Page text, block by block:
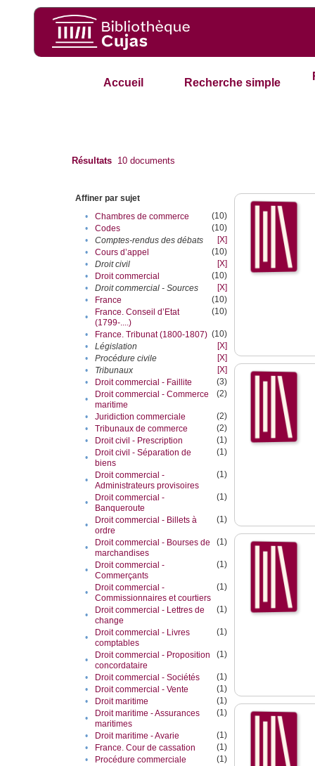
Accueil Recherche simple
Résultats 10 documents
Affiner par sujet
•
Chambres de commerce
(10)
•
Codes
(10)
•
Comptes-rendus des débats
[X]
•
Cours d’appel
(10)
•
Droit civil
[X]
•
Droit commercial
(10)
•
Droit commercial - Sources
[X]
•
France
(10)
•
France. Conseil d’Etat
(1799-....)
(10)
• France. Tribunat (1800-1807) (10)
•
Législation
[X]
•
Procédure civile
[X]
•
Tribunaux
[X]
•
Droit commercial - Faillite
(3)
•
Droit commercial - Commerce
maritime
(2)
• Juridiction commerciale
(2)
•
Tribunaux de commerce
(2)
•
Droit civil - Prescription
(1)
•
Droit civil - Séparation de
biens
(1)
•
Droit commercial -
Administrateurs provisoires
(1)
•
Droit commercial -
Banqueroute
(1)
•
Droit commercial - Billets à
ordre
(1)
•
Droit commercial - Bourses de
marchandises
(1)
•
Droit commercial -
Commerçants
(1)
•
Droit commercial -
Commissionnaires et courtiers
(1)
•
Droit commercial - Lettres de
change
(1)
•
Droit commercial - Livres
comptables
(1)
•
Droit commercial - Proposition
concordataire
(1)
• Droit commercial - Sociétés
(1)
•
Droit commercial - Vente
(1)
•
Droit maritime
(1)
•
Droit maritime - Assurances
maritimes
(1)
• Droit maritime - Avarie
(1)
•
France. Cour de cassation
(1)
•
Procédure commerciale
(1)